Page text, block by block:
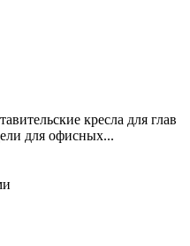
кресла для глав
для офисных...